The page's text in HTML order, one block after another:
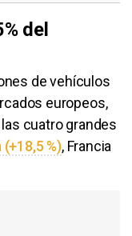
del
de vehículos
europeos,
cuatro grandes
(+18,5 %), Francia